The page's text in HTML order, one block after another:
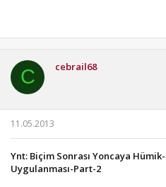
C cebrail68
11.05.2013
Ynt: Biçim Sonrası Yoncaya
Uygulanması-Part-2